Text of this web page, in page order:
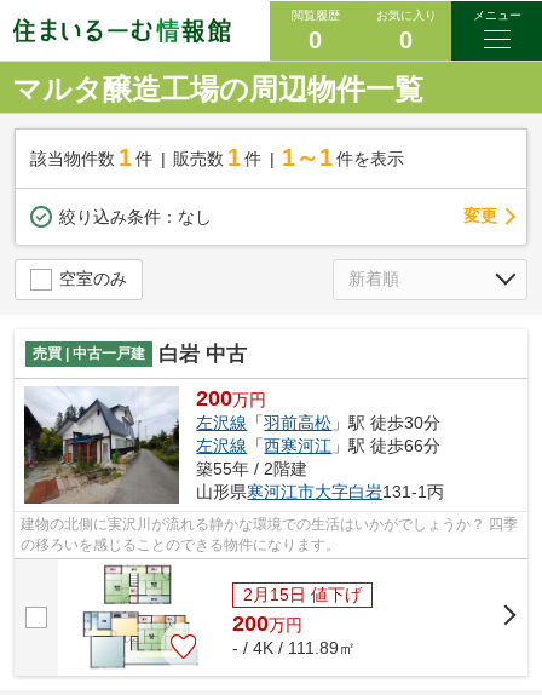
閲覧履歴
0
お気に入り
0
メニュー
マルタ醸造工場の周辺物件一覧
該当物件数 1件 販売数 1 件 1～1 件を表示
絞り込み条件： なし 変更
空室のみ
売買 | 中古一戸建 白岩 中古
200万円
左沢線 「羽前高松 」駅 徒歩30分
左沢線 「西寒河江 」駅 徒歩66分
築55年 / 2階建
山形県寒河江市大字白岩131-1丙
建物の北側に実沢川が流れる静かな環境での生活はいかがでしょうか？ 四季
の移ろいを感じることのできる物件になります。
2月15日 値下げ
200万円
- / 4K / 111.89㎡